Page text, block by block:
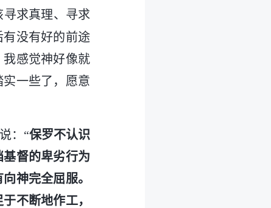
求真理、寻求
没有好的前途
感觉神好像就
一些了，愿意
：“保罗不认识
督的卑劣行为
神完全屈服。
不断地作工，